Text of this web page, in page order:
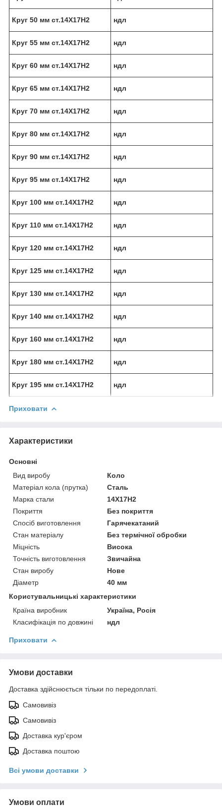
Круг 50 мм ст.14Х17Н2 ндл
Круг 55 мм ст.14Х17Н2 ндл
Круг 60 мм ст.14Х17Н2 ндл
Круг 65 мм ст.14Х17Н2 ндл
Круг 70 мм ст.14Х17Н2 ндл
Круг 80 мм ст.14Х17Н2 ндл
Круг 90 мм ст.14Х17Н2 ндл
Круг 95 мм ст.14Х17Н2 ндл
Круг 100 мм ст.14Х17Н2 ндл
Круг 110 мм ст.14Х17Н2 ндл
Круг 120 мм ст.14Х17Н2 ндл
Круг 125 мм ст.14Х17Н2 ндл
Круг 130 мм ст.14Х17Н2 ндл
Круг 140 мм ст.14Х17Н2 ндл
Круг 160 мм ст.14Х17Н2 ндл
Круг 180 мм ст.14Х17Н2 ндл
Круг 195 мм ст.14Х17Н2 ндл
Приховати
Характеристики
Основні
Вид виробу
Коло
Матеріал кола (прутка)
Сталь
Марка стали
14Х17Н2
Покриття
Без покриття
Спосіб виготовлення
Гарячекатаний
Стан матеріалу
Без термічної обробки
Міцність
Висока
Точність виготовлення
Звичайна
Стан виробу
Нове
Діаметр
40 мм
Користувальницькі характеристики
Країна виробник
Україна, Росія
Класифікація по довжині
ндл
Приховати
Умови доставки
Доставка здійснюється тільки по передоплаті.
Самовивіз
Самовивіз
Доставка кур'єром
Доставка поштою
Всі умови доставки
Умови оплати